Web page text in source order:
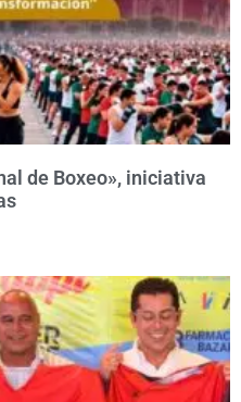
de Boxeo», iniciativa